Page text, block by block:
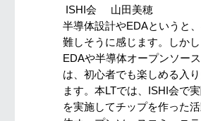
ISHI会
山田美穂
半導体設計やEDAというと
難しそうに感じます。しか
EDAや半導体オープンソー
は、初心者でも楽しめる入
ます。本LTでは、ISHI会で
を実施してチップを作った